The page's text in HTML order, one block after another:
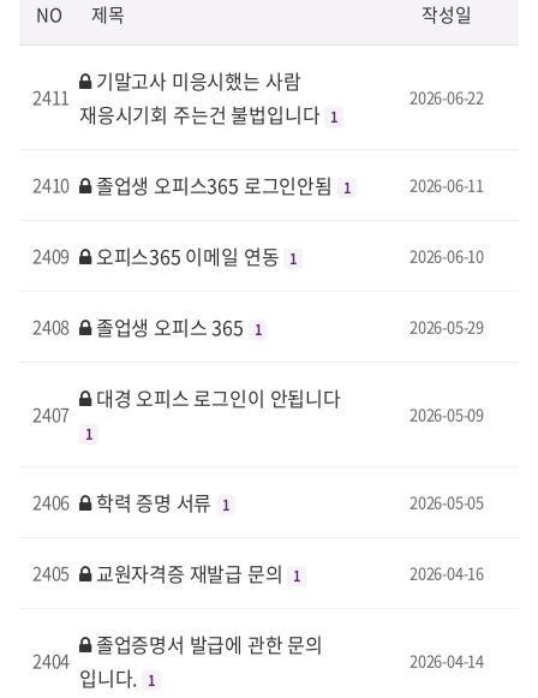
NO 제목 작성일
2411
기말고사 미응시했는 사람
재응시기회 주는건 불법입니다 1
2026-06-22
2410 졸업생 오피스365 로그인안됨 1 2026-06-11
2409 오피스365 이메일 연동 1 2026-06-10
2408 졸업생 오피스 365 1 2026-05-29
2407
대경 오피스 로그인이 안됩니다
1
2026-05-09
2406 학력 증명 서류 1 2026-05-05
2405 교원자격증 재발급 문의 1 2026-04-16
2404
졸업증명서 발급에 관한 문의
입니다. 1
2026-04-14